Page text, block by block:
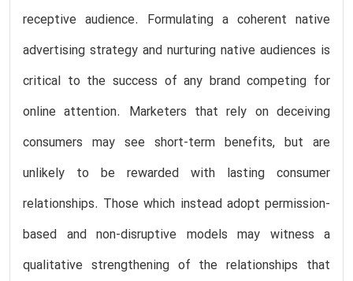
receptive audience. Formulating a coherent native
advertising strategy and nurturing native audiences is
critical to the success of any brand competing for
online attention. Marketers that rely on deceiving
consumers may see short-term benefits, but are
unlikely to be rewarded with lasting consumer
relationships. Those which instead adopt permission-
based and non-disruptive models may witness a
qualitative strengthening of the relationships that